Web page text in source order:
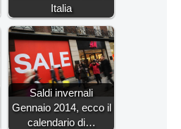
Italia
Saldi invernali
Gennaio 2014, ecco il
calendario di…